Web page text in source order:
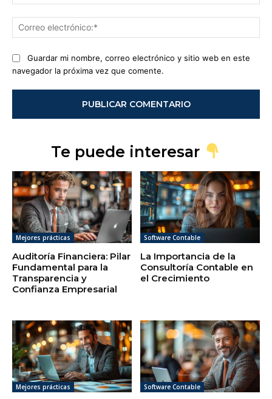
Guardar mi nombre, correo electrónico y sitio web en este
navegador la próxima vez que comente.
Te puede interesar
Mejores prácticas
Auditoría Financiera: Pilar
Fundamental para la
Transparencia y
Confianza Empresarial
Software Contable
La Importancia de la
Consultoría Contable en
el Crecimiento
Mejores prácticas Software Contable